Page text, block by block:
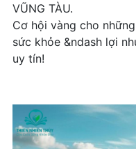
Chuỗi Nhà Hàng
Nước In Logo Tạo
Sam Tây Sử Dụng
Antmotor Sử Dụng
Hiện Sự Chuyên
VŨNG TÀU.
Cơ hội vàng cho
sức khỏe &ndash lợi
uy tín!